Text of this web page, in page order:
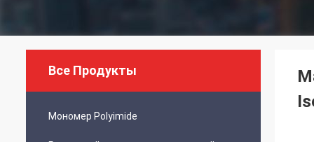
Все Продукты
Мономер Polyimide